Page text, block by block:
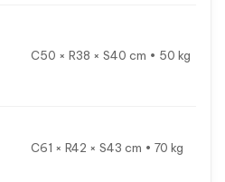
C50 × R38 × S40 cm • 50 kg
C61 × R42 × S43 cm • 70 kg